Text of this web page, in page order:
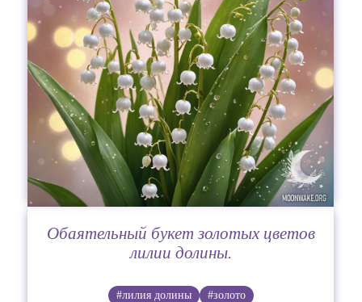
Обаятельный букет золотых цветов
лилии долины.
#лилия долины #золото